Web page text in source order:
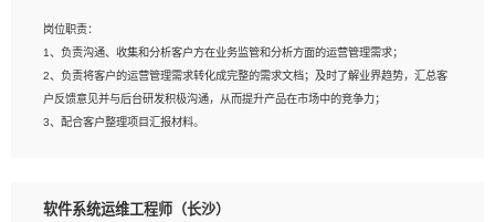
建深度学习系统环境；
4、熟悉OPENCV、HALCON等常用图像处理软件，熟练进行图像处理；
5、熟悉主流的分类算法、聚类算法和关联分析算法原理，能熟练使用神经网络算法
的进行业务建模；
6、对OCR领域有深入的研究，熟悉模型调参，压缩和整型化方法；
岗位职责：
1、负责沟通、收集和分析客户方在业务监管和分析方面的运营管理需求；
2、负责将客户的运营管理需求转化成完整的需求文档；及时了解业界趋势，汇总客
户反馈意见并与后台研发积极沟通，从而提升产品在市场中的竞争力；
3、配合客户整理项目汇报材料。
1、3年以上运营或解决方案的工作经验。
软件系统运维工程师（长沙）